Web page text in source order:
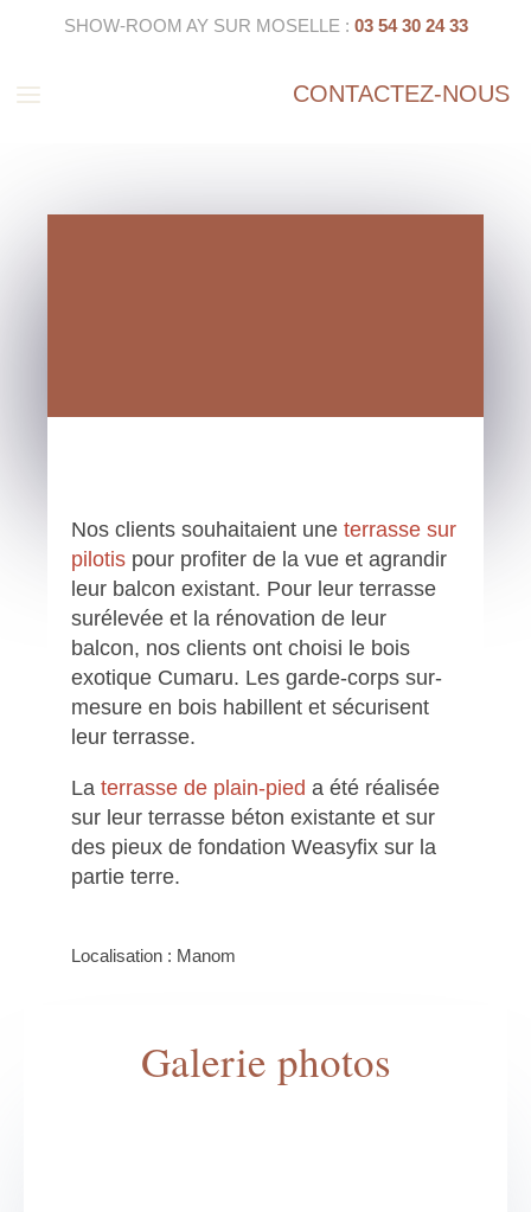
SHOW-ROOM AY SUR MOSELLE : 03 54 30 24 33
a CONTACTEZ-NOUS
Nos clients souhaitaient uneterrasse sur
pilotis pour profiter de la vue et agrandir
leur balcon existant. Pour leur terrasse
surélevée et la rénovation de leur
balcon, nos clients ont choisi le bois
exotique Cumaru. Les garde-corps sur-
mesure en bois habillent et sécurisent
leur terrasse.
Laterrasse de plain-pied a été réalisée
sur leur terrasse béton existante et sur
des pieux de fondation Weasyfix sur la
partie terre.
Localisation : Manom
Galerie photos